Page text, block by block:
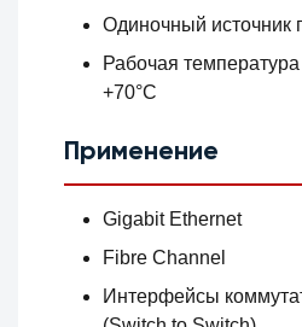
Одиночный источник
Рабочая
+70°C
Применение
Gigabit Ethernet
Fibre Channel
Интерфейсы